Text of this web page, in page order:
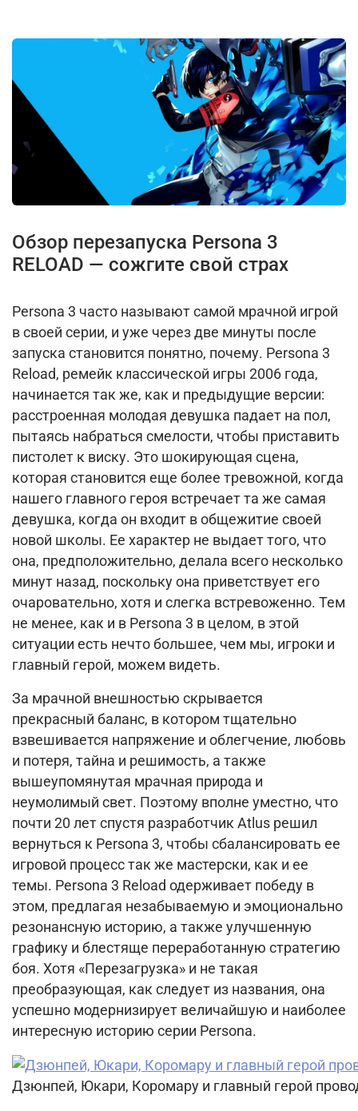
Обзор перезапуска Persona 3
RELOAD — сожгите свой страх
Persona 3 часто называют самой мрачной игрой
в своей серии, и уже через две минуты после
запуска становится понятно, почему. Persona 3
Reload, ремейк классической игры 2006 года,
начинается так же, как и предыдущие версии:
расстроенная молодая девушка падает на пол,
пытаясь набраться смелости, чтобы приставить
пистолет к виску. Это шокирующая сцена,
которая становится еще более тревожной, когда
нашего главного героя встречает та же самая
девушка, когда он входит в общежитие своей
новой школы. Ее характер не выдает того, что
она, предположительно, делала всего несколько
минут назад, поскольку она приветствует его
очаровательно, хотя и слегка встревоженно. Тем
не менее, как и в Persona 3 в целом, в этой
ситуации есть нечто большее, чем мы, игроки и
главный герой, можем видеть.
За мрачной внешностью скрывается
прекрасный баланс, в котором тщательно
взвешивается напряжение и облегчение, любовь
и потеря, тайна и решимость, а также
вышеупомянутая мрачная природа и
неумолимый свет. Поэтому вполне уместно, что
почти 20 лет спустя разработчик Atlus решил
вернуться к Persona 3, чтобы сбалансировать ее
игровой процесс так же мастерски, как и ее
темы. Persona 3 Reload одерживает победу в
этом, предлагая незабываемую и эмоционально
резонансную историю, а также улучшенную
графику и блестяще переработанную стратегию
боя. Хотя «Перезагрузка» и не такая
преобразующая, как следует из названия, она
успешно модернизирует величайшую и наиболее
интересную историю серии Persona.
Дзюнпей, Юкари, Коромару и главный герой